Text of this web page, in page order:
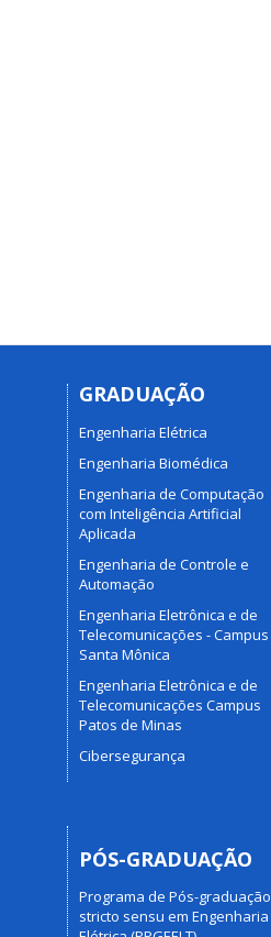
GRADUAÇÃO
Engenharia Elétrica
Engenharia Biomédica
Engenharia de Computação
com Inteligência Artificial
Aplicada
Engenharia de Controle e
Automação
Engenharia Eletrônica e de
Telecomunicações - Campus
Santa Mônica
Engenharia Eletrônica e de
Telecomunicações Campus
Patos de Minas
Cibersegurança
PÓS-GRADUAÇÃO
Programa de Pós-graduação
stricto sensu em Engenharia